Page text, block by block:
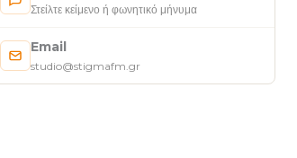
Στείλτε κείμενο ή φωνητικό μήνυμα
Email
studio@stigmafm.gr